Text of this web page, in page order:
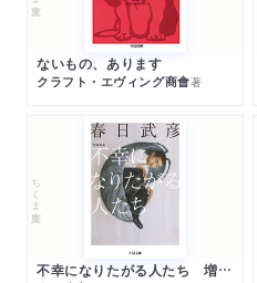
ないもの、あります
クラフト・エヴィング商會著
ちくま文庫
不幸になりたがる人たち 増補新版